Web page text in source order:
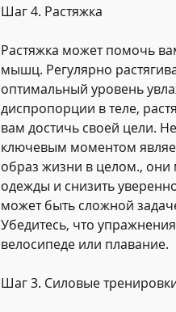
Шаг 4. Растяжка
Растяжка может помочь
мышц. Регулярно
оптимальный уровень
диспропорции в теле,
вам достичь своей цели.
ключевым моментом
образ жизни в целом., они
одежды и снизить
может быть сложной
Убедитесь, что
велосипеде или плавание.
Шаг 3. Силовые